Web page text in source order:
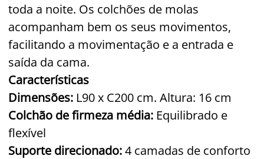
toda a noite. Os colchões de molas
acompanham bem os seus movimentos,
facilitando a movimentação e a entrada e
saída da cama.
Características
Dimensões: L90 x C200 cm. Altura: 16 cm
Colchão de firmeza média: Equilibrado e
flexível
Suporte direcionado:4 camadas de conforto